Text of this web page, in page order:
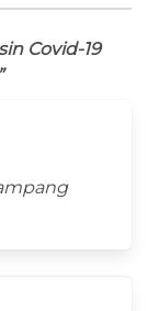
Covid-19